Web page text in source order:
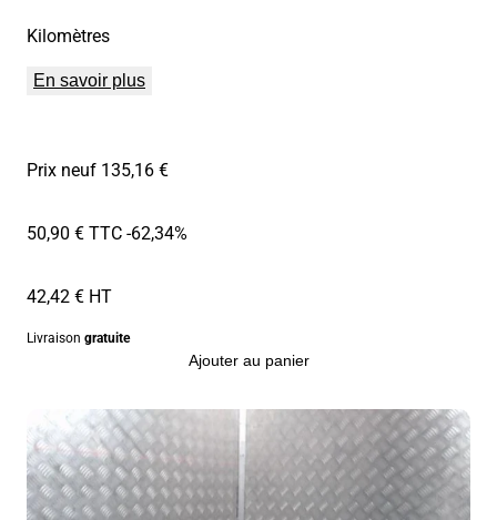
Kilomètres
En savoir plus
Prix neuf 135,16 €
50,90 € TTC-62,34%
42,42 € HT
Livraison gratuite
Ajouter au panier